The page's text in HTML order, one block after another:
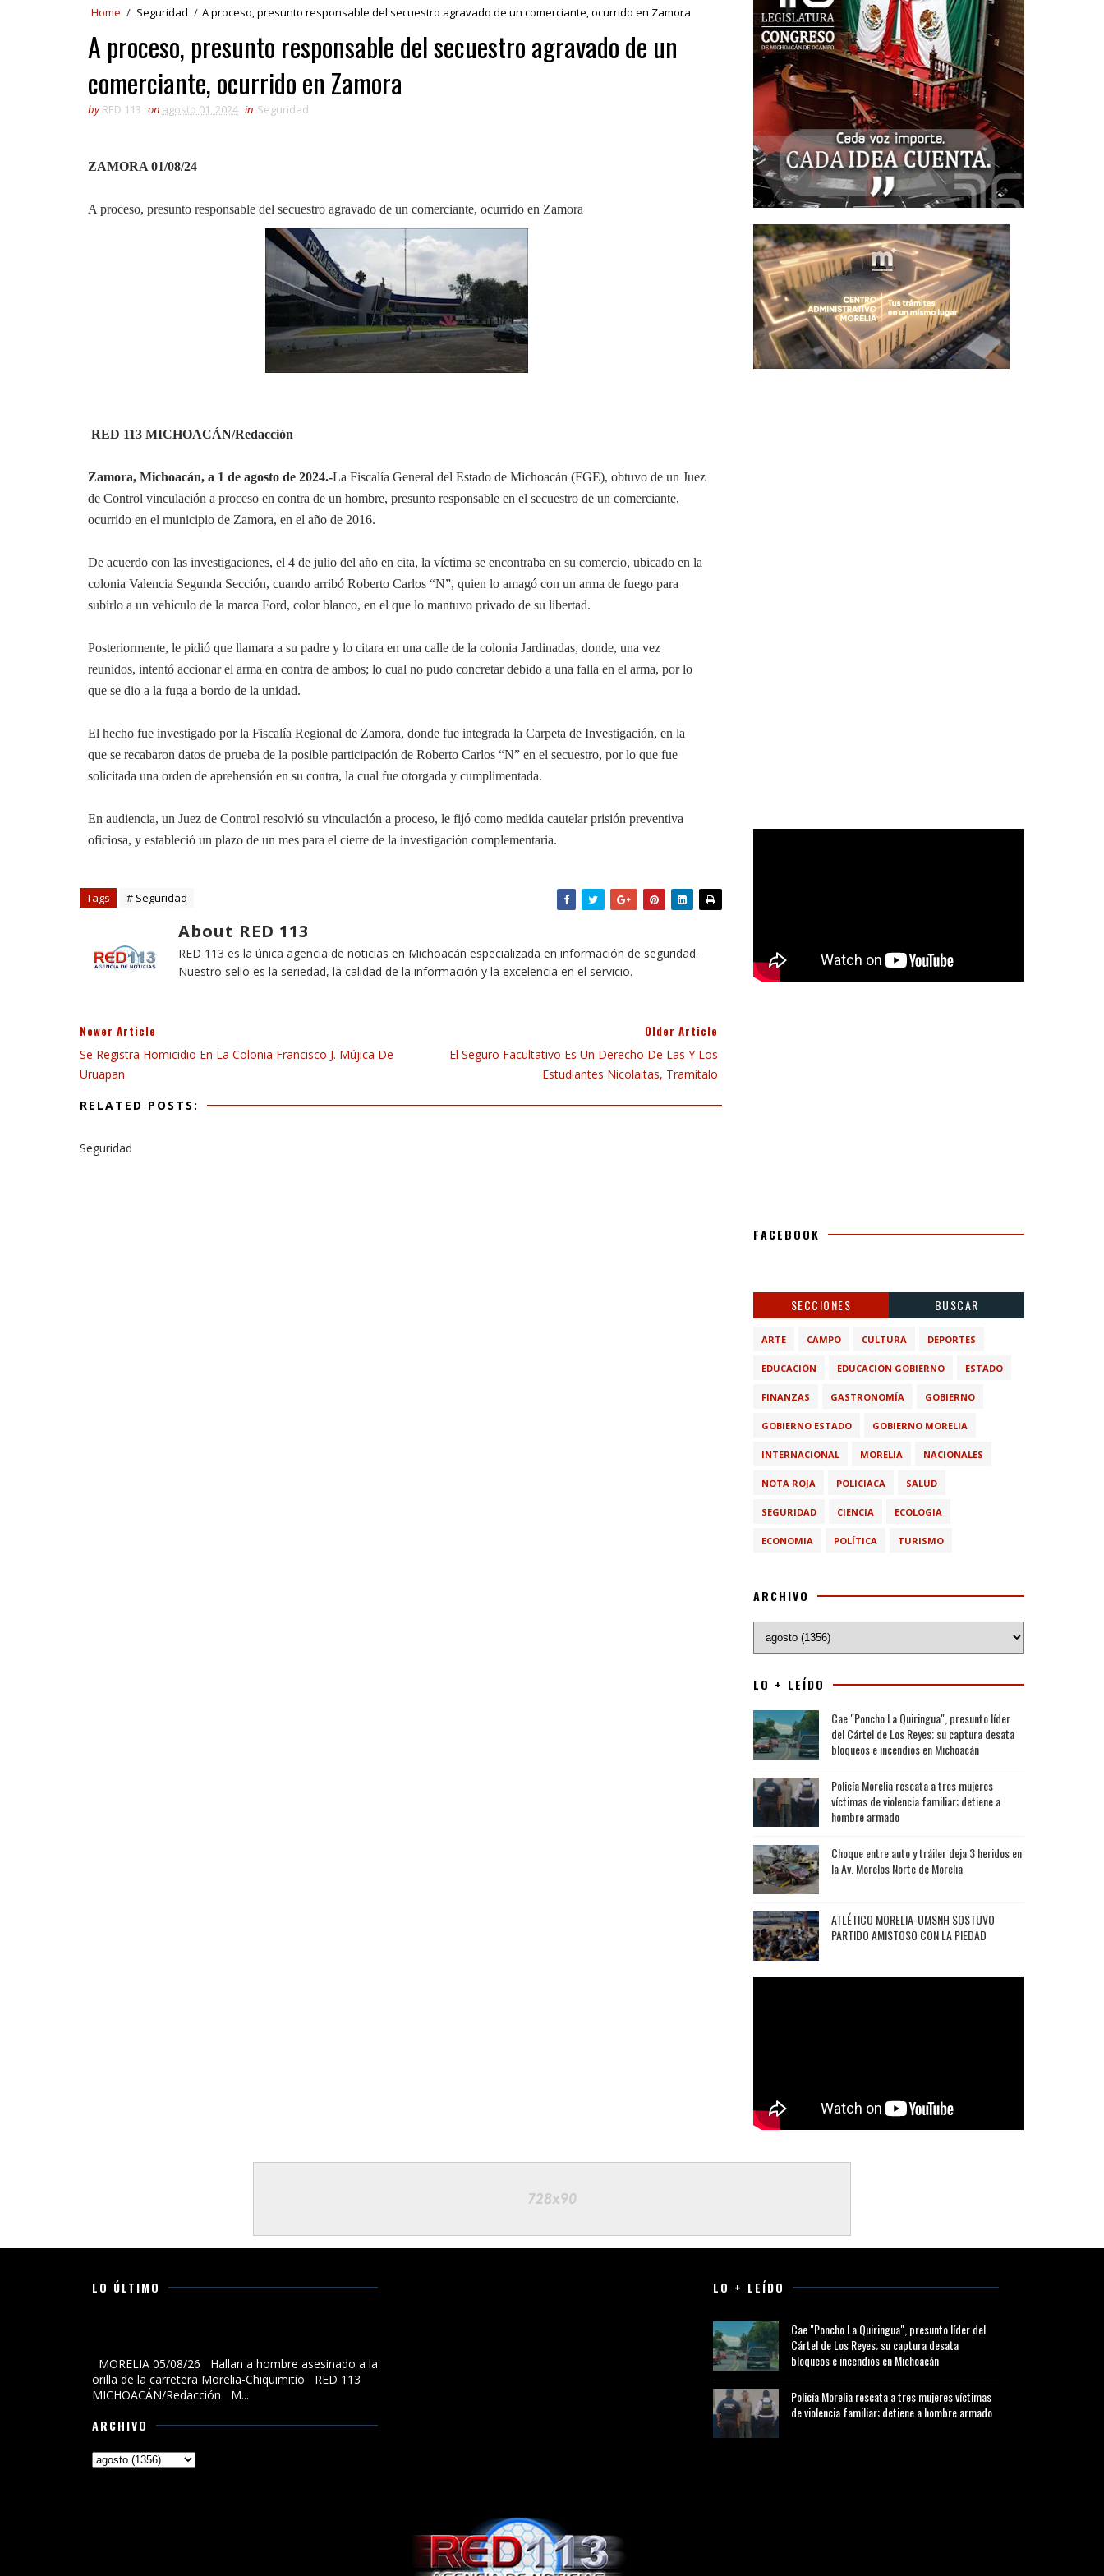
Home / Seguridad / A proceso, presunto responsable del secuestro agravado de un comerciante, ocurrido en Zamora
A proceso, presunto responsable del secuestro agravado de un
comerciante, ocurrido en Zamora
by RED 113 on agosto 01, 2024 in Seguridad
ZAMORA 01/08/24
A proceso, presunto responsable del secuestro agravado de un comerciante, ocurrido en Zamora
RED 113 MICHOACÁN/Redacción
Zamora, Michoacán, a 1 de agosto de 2024.-La Fiscalía General del Estado de Michoacán (FGE), obtuvo de un Juez
de Control vinculación a proceso en contra de un hombre, presunto responsable en el secuestro de un comerciante,
ocurrido en el municipio de Zamora, en el año de 2016.
De acuerdo con las investigaciones, el 4 de julio del año en cita, la víctima se encontraba en su comercio, ubicado en la
colonia Valencia Segunda Sección, cuando arribó Roberto Carlos “N”, quien lo amagó con un arma de fuego para
subirlo a un vehículo de la marca Ford, color blanco, en el que lo mantuvo privado de su libertad.
Posteriormente, le pidió que llamara a su padre y lo citara en una calle de la colonia Jardinadas, donde, una vez
reunidos, intentó accionar el arma en contra de ambos; lo cual no pudo concretar debido a una falla en el arma, por lo
que se dio a la fuga a bordo de la unidad.
El hecho fue investigado por la Fiscalía Regional de Zamora, donde fue integrada la Carpeta de Investigación, en la
que se recabaron datos de prueba de la posible participación de Roberto Carlos “N” en el secuestro, por lo que fue
solicitada una orden de aprehensión en su contra, la cual fue otorgada y cumplimentada.
En audiencia, un Juez de Control resolvió su vinculación a proceso, le fijó como medida cautelar prisión preventiva
oficiosa, y estableció un plazo de un mes para el cierre de la investigación complementaria.
Tags # Seguridad
About RED 113
RED 113 es la única agencia de noticias en Michoacán especializada en información de seguridad.
Nuestro sello es la seriedad, la calidad de la información y la excelencia en el servicio.
Newer Article
Se Registra Homicidio En La Colonia Francisco J. Mújica De
Uruapan
Older Article
El Seguro Facultativo Es Un Derecho De Las Y Los
Estudiantes Nicolaitas, Tramítalo
RELATED POSTS:
Seguridad
FACEBOOK
SECCIONES BUSCAR
ARTE CAMPO CULTURA DEPORTES
EDUCACIÓN EDUCACIÓN GOBIERNO ESTADO
FINANZAS GASTRONOMÍA GOBIERNO
GOBIERNO ESTADO GOBIERNO MORELIA
INTERNACIONAL MORELIA NACIONALES
NOTA ROJA POLICIACA SALUD
SEGURIDAD CIENCIA ECOLOGIA
ECONOMIA POLÍTICA TURISMO
ARCHIVO
LO + LEÍDO
Cae "Poncho La Quiringua", presunto líder
del Cártel de Los Reyes; su captura desata
bloqueos e incendios en Michoacán
Policía Morelia rescata a tres mujeres
víctimas de violencia familiar; detiene a
hombre armado
Choque entre auto y tráiler deja 3 heridos en
la Av. Morelos Norte de Morelia
ATLÉTICO MORELIA-UMSNH SOSTUVO
PARTIDO AMISTOSO CON LA PIEDAD
LO ÚLTIMO
MORELIA 05/08/26 Hallan a hombre asesinado a la
orilla de la carretera Morelia-Chiquimitío RED 113
MICHOACÁN/Redacción M...
ARCHIVO
LO + LEÍDO
Cae "Poncho La Quiringua", presunto líder del
Cártel de Los Reyes; su captura desata
bloqueos e incendios en Michoacán
Policía Morelia rescata a tres mujeres víctimas
de violencia familiar; detiene a hombre armado